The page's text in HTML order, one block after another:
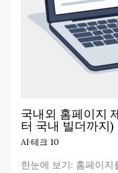
국내외 홈페이지
터 국내 빌더까지)
AI·테크 10
한눈에 보기: 홈페이